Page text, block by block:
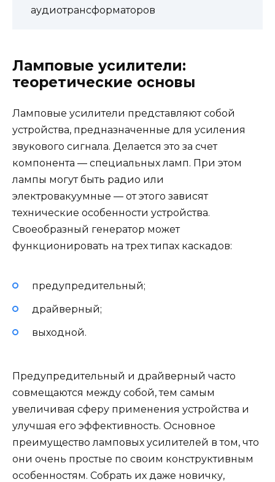
аудиотрансформаторов
Ламповые усилители:
теоретические основы
Ламповые усилители представляют собой
устройства, предназначенные для усиления
звукового сигнала. Делается это за счет
компонента — специальных ламп. При этом
лампы могут быть радио или
электровакуумные — от этого зависят
технические особенности устройства.
Своеобразный генератор может
функционировать на трех типах каскадов:
предупредительный;
драйверный;
выходной.
Предупредительный и драйверный часто
совмещаются между собой, тем самым
увеличивая сферу применения устройства и
улучшая его эффективность. Основное
преимущество ламповых усилителей в том, что
они очень простые по своим конструктивным
особенностям. Собрать их даже новичку,